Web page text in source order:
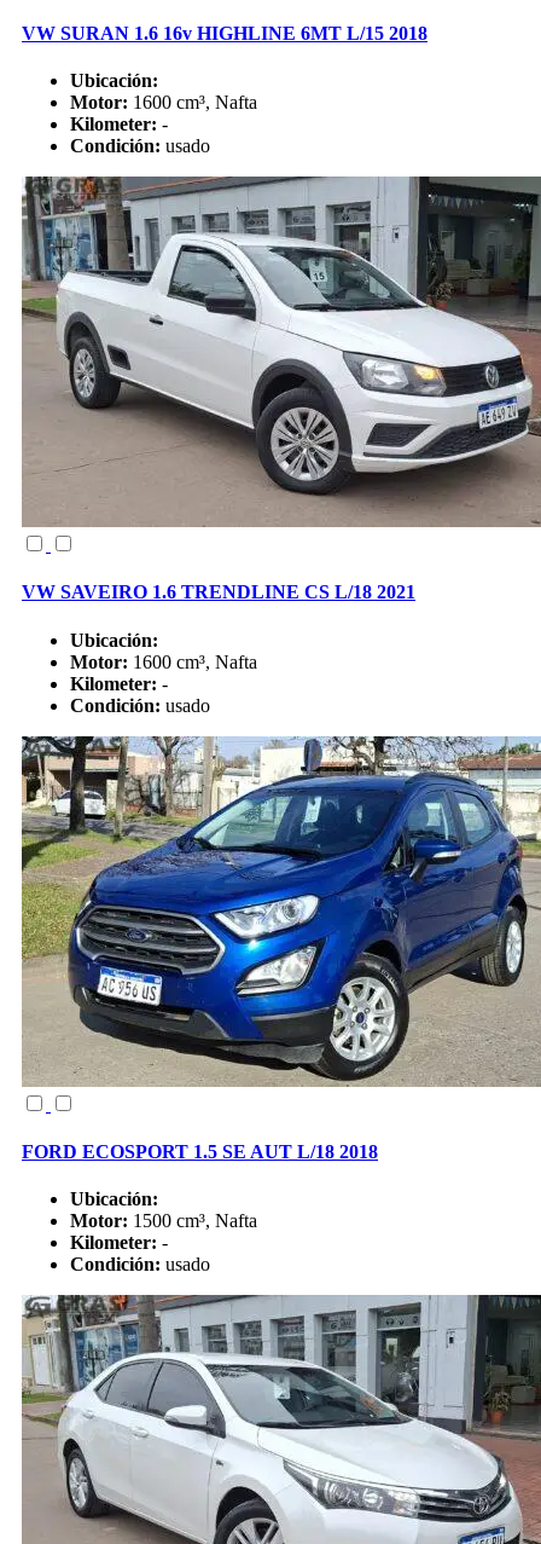
VW SURAN 1.6 16v HIGHLINE 6MT L/15 2018
Ubicación:
Motor: 1600 cm³, Nafta
Kilometer: -
Condición: usado
VW SAVEIRO 1.6 TRENDLINE CS L/18 2021
Ubicación:
Motor: 1600 cm³, Nafta
Kilometer: -
Condición: usado
FORD ECOSPORT 1.5 SE AUT L/18 2018
Ubicación:
Motor: 1500 cm³, Nafta
Kilometer: -
Condición: usado